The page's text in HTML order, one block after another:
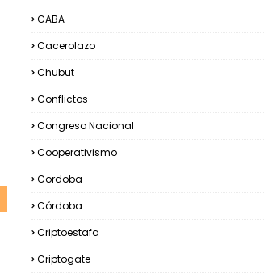
CABA
Cacerolazo
Chubut
Conflictos
Congreso Nacional
Cooperativismo
Cordoba
Córdoba
Criptoestafa
Criptogate